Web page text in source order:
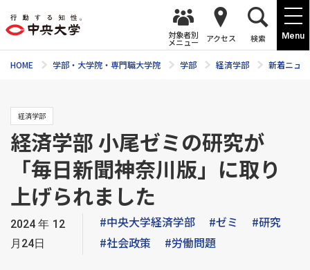
Menu
対象者別
メニュー アクセス 検索
HOME 学部・大学院・専門職大学院 学部 経済学部 新着ニュ
経済学部
経済学部 小尾ゼミの研究が
「毎日新聞神奈川版」に取り
上げられました
2024年12
月24日
#中央大学経済学部 #ゼミ
#研究
#社会政策
#労働問題